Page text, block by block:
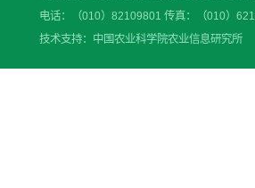
电话：（010）82109801 传真：（010）
技术支持：中国农业科学院农业信息研究所